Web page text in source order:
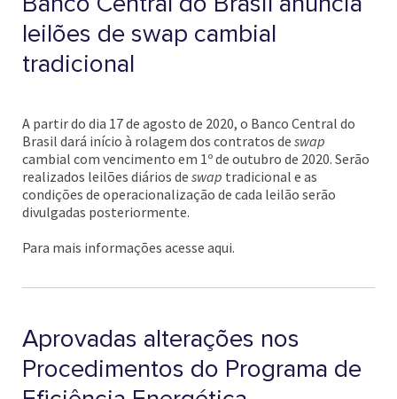
leilões de swap cambial
tradicional
A partir do dia 17 de agosto de 2020, o Banco Central do
Brasil dará início à rolagem dos contratos de swap
cambial com vencimento em 1º de outubro de 2020. Serão
realizados leilões diários de swap tradicional e as
condições de operacionalização de cada leilão serão
divulgadas posteriormente.
Para mais informações acesse aqui.
Aprovadas alterações nos
Procedimentos do Programa de